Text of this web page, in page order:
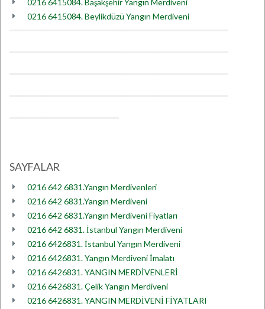
0216 6415084. Başakşehir Yangın Merdiveni
0216 6415084. Beylikdüzü Yangın Merdiveni
SAYFALAR
0216 642 6831.Yangın Merdivenleri
0216 642 6831.Yangın Merdiveni
0216 642 6831.Yangın Merdiveni Fiyatları
0216 642 6831. İstanbul Yangın Merdiveni
0216 6426831. İstanbul Yangın Merdiveni
0216 6426831. Yangın Merdiveni İmalatı
0216 6426831. YANGIN MERDİVENLERİ
0216 6426831. Çelik Yangın Merdiveni
0216 6426831. YANGIN MERDİVENİ FİYATLARI